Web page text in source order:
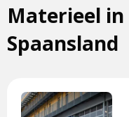
Materieel in
Spaansland